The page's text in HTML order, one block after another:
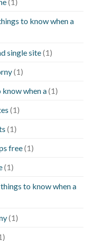
to know when a
single site(1)
(1)
when a(1)
(1)
(1)
free(1)
(1)
to know when a
(1)